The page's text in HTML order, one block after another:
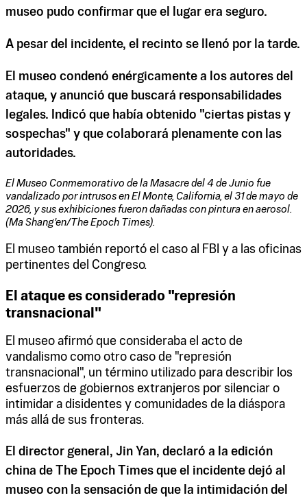
museo pudo confirmar que el lugar era seguro.
A pesar del incidente, el recinto se llenó por la tarde.
El museo condenó enérgicamente a los autores del
ataque, y anunció que buscará responsabilidades
legales. Indicó que había obtenido "ciertas pistas y
sospechas" y que colaborará plenamente con las
autoridades.
El Museo Conmemorativo de la Masacre del 4 de Junio ​​fue
vandalizado por intrusos en El Monte, California, el 31 de mayo de
2026, y sus exhibiciones fueron dañadas con pintura en aerosol.
(Ma Shang'en/The Epoch Times).
El museo también reportó el caso al FBI y a las oficinas
pertinentes del Congreso.
El ataque es considerado "represión
transnacional"
El museo afirmó que consideraba el acto de
vandalismo como otro caso de "represión
transnacional", un término utilizado para describir los
esfuerzos de gobiernos extranjeros por silenciar o
intimidar a disidentes y comunidades de la diáspora
más allá de sus fronteras.
El director general, Jin Yan, declaró a la edición
china de The Epoch Times que el incidente dejó al
museo con la sensación de que la intimidación del